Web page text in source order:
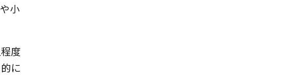
小
度
に